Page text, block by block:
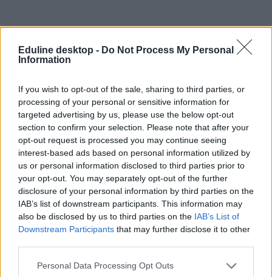
Eduline desktop - Do Not Process My Personal
Information
If you wish to opt-out of the sale, sharing to third parties, or
processing of your personal or sensitive information for
targeted advertising by us, please use the below opt-out
section to confirm your selection. Please note that after your
opt-out request is processed you may continue seeing
interest-based ads based on personal information utilized by
us or personal information disclosed to third parties prior to
your opt-out. You may separately opt-out of the further
disclosure of your personal information by third parties on the
IAB’s list of downstream participants. This information may
also be disclosed by us to third parties on the IAB’s List of
Downstream Participants that may further disclose it to other
Personal Data Processing Opt Outs